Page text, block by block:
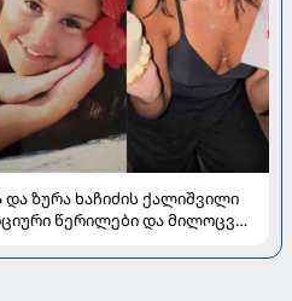
და ზურა ხაჩიძის ქალიშვილი
წერილები და მილოცვა